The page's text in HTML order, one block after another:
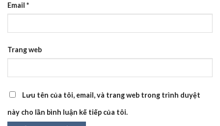
Email *
Trang web
Lưu tên của tôi, email, và trang web trong trình duyệt
này cho lần bình luận kế tiếp của tôi.